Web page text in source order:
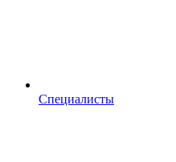
Специалисты